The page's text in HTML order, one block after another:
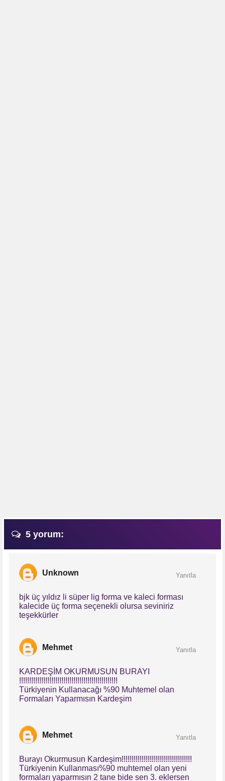
5 yorum:
Unknown
bjk üç yıldız li süper lig forma ve kaleci forması
kalecide üç forma seçenekli olursa seviniriz
teşekkürler
Yanıtla
Mehmet
KARDEŞİM OKURMUSUN BURAYI
!!!!!!!!!!!!!!!!!!!!!!!!!!!!!!!!!!!!!!!!!!!!!!!!!
Türkiyenin Kullanacağı %90 Muhtemel olan
Formaları Yaparmısın Kardeşim
Yanıtla
Mehmet
Burayı Okurmusun Kardeşim!!!!!!!!!!!!!!!!!!!!!!!!!!!!!!!!!!!
Türkiyenin Kullanması%90 muhtemel olan yeni
formaları yaparmısın 2 tane bide sen 3. eklersen
Yanıtla